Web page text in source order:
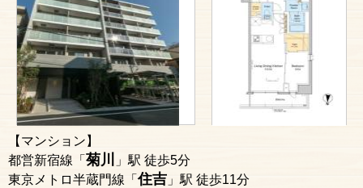
【マンション】
都営新宿線「 菊川
」駅 徒歩5分
東京メトロ半蔵門線「住吉 」駅 徒歩11分